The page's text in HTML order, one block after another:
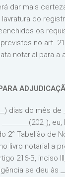
dar mais
lavratura do
os
no art.
notarial para a
dias do mês de
2° Tabelião de
livro notarial a
216-B, inciso
se deu às